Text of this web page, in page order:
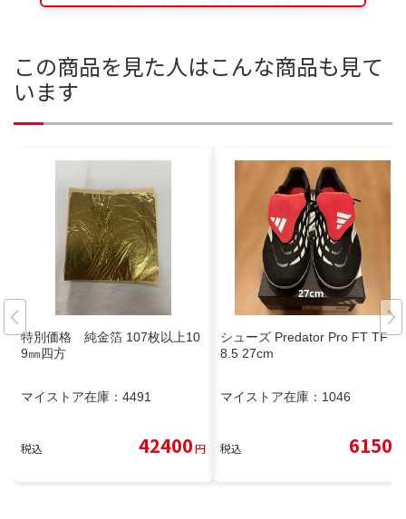
この商品を見た人はこんな商品も見て
います
特別価格 純金箔 107枚以上10
9㎜四方
マイストア在庫： 4491
税込 42400円
シューズ Predator Pro FT TF 9/
8.5 27cm
マイストア在庫： 1046
税込 6150